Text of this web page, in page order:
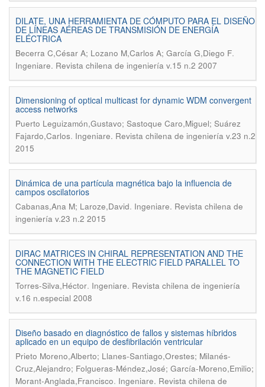
DILATE, UNA HERRAMIENTA DE CÓMPUTO PARA EL DISEÑO
DE LÍNEAS AÉREAS DE TRANSMISIÓN DE ENERGÍA
ELÉCTRICA
Becerra C,César A; Lozano M,Carlos A; García G,Diego F.
Ingeniare. Revista chilena de ingeniería v.15 n.2 2007
Dimensioning of optical multicast for dynamic WDM convergent
access networks
Puerto Leguizamón,Gustavo; Sastoque Caro,Miguel; Suárez
Fajardo,Carlos. Ingeniare. Revista chilena de ingeniería v.23 n.2
2015
Dinámica de una partícula magnética bajo la influencia de
campos oscilatorios
Cabanas,Ana M; Laroze,David. Ingeniare. Revista chilena de
ingeniería v.23 n.2 2015
DIRAC MATRICES IN CHIRAL REPRESENTATION AND THE
CONNECTION WITH THE ELECTRIC FIELD PARALLEL TO
THE MAGNETIC FIELD
Torres-Silva,Héctor. Ingeniare. Revista chilena de ingeniería
v.16 n.especial 2008
Diseño basado en diagnóstico de fallos y sistemas híbridos
aplicado en un equipo de desfibrilación ventricular
Prieto Moreno,Alberto; Llanes-Santiago,Orestes; Milanés-
Cruz,Alejandro; Folgueras-Méndez,José; García-Moreno,Emilio;
Morant-Anglada,Francisco. Ingeniare. Revista chilena de